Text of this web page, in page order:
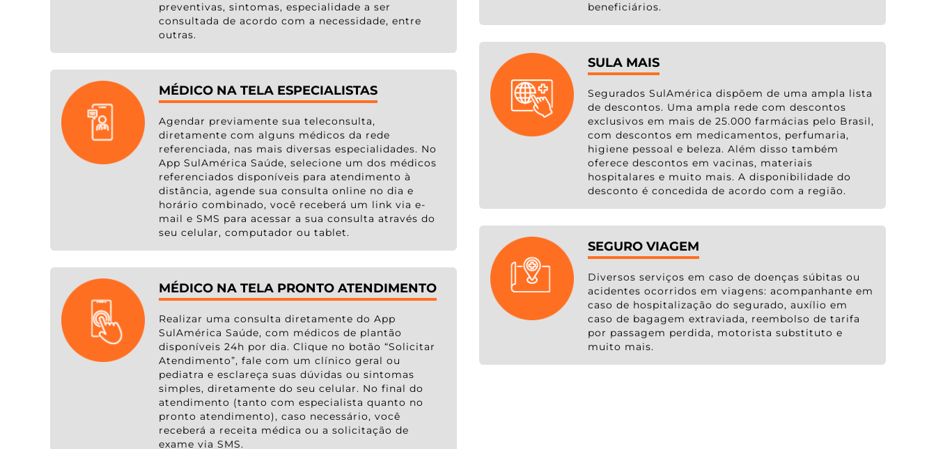
preventivas, sintomas, especialidade a ser
consultada de acordo com a necessidade, entre
outras.
MÉDICO NA TELA ESPECIALISTAS
Agendar previamente sua teleconsulta,
diretamente com alguns médicos da rede
referenciada, nas mais diversas especialidades. No
App SulAmérica Saúde, selecione um dos médicos
referenciados disponíveis para atendimento à
distância, agende sua consulta online no dia e
horário combinado, você receberá um link via e-
mail e SMS para acessar a sua consulta através do
seu celular, computador ou tablet.
MÉDICO NA TELA PRONTO ATENDIMENTO
Realizar uma consulta diretamente do App
SulAmérica Saúde, com médicos de plantão
disponíveis 24h por dia. Clique no botão “Solicitar
Atendimento”, fale com um clínico geral ou
pediatra e esclareça suas dúvidas ou sintomas
simples, diretamente do seu celular. No final do
atendimento (tanto com especialista quanto no
pronto atendimento), caso necessário, você
receberá a receita médica ou a solicitação de
exame via SMS.
beneficiários.
SULA MAIS
Segurados SulAmérica dispõem de uma ampla lista
de descontos. Uma ampla rede com descontos
exclusivos em mais de 25.000 farmácias pelo Brasil,
com descontos em medicamentos, perfumaria,
higiene pessoal e beleza. Além disso também
oferece descontos em vacinas, materiais
hospitalares e muito mais. A disponibilidade do
desconto é concedida de acordo com a região.
SEGURO VIAGEM
Diversos serviços em caso de doenças súbitas ou
acidentes ocorridos em viagens: acompanhante em
caso de hospitalização do segurado, auxílio em
caso de bagagem extraviada, reembolso de tarifa
por passagem perdida, motorista substituto e
muito mais.